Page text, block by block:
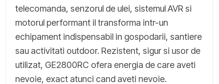
telecomanda, senzorul de ulei, sistemul AVR si
motorul performant il transforma intr-un
echipament indispensabil in gospodarii, santiere
sau activitati outdoor. Rezistent, sigur si usor de
utilizat, GE2800RC ofera energia de care aveti
nevoie, exact atunci cand aveti nevoie.